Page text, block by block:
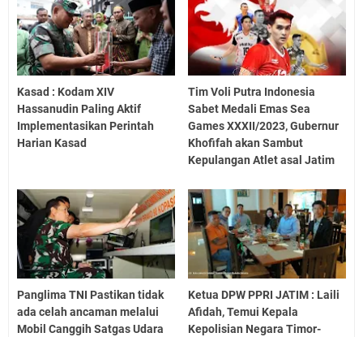
Kasad : Kodam XIV
Hassanudin Paling Aktif
Implementasikan Perintah
Harian Kasad
Tim Voli Putra Indonesia
Sabet Medali Emas Sea
Games XXXII/2023, Gubernur
Khofifah akan Sambut
Kepulangan Atlet asal Jatim
Panglima TNI Pastikan tidak
ada celah ancaman melalui
Mobil Canggih Satgas Udara
Ketua DPW PPRI JATIM : Laili
Afidah, Temui Kepala
Kepolisian Negara Timor-